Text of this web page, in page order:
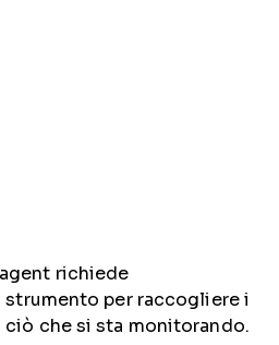
richiede
strumento per raccogliere i
che si sta monitorando.